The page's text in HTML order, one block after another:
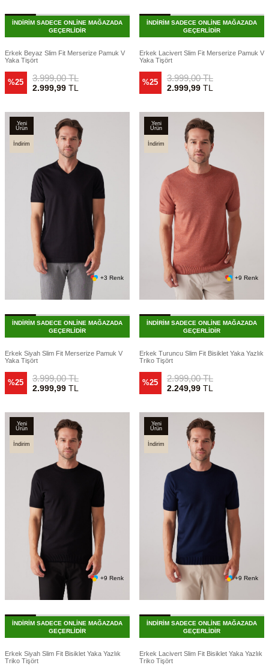
İNDİRİM SADECE ONLİNE MAĞAZADA
GEÇERLİDİR
Erkek Beyaz Slim Fit Merserize Pamuk V
Yaka Tişört
%25 3.999,00TL
2.999,99TL
İNDİRİM SADECE ONLİNE MAĞAZADA
GEÇERLİDİR
Erkek Lacivert Slim Fit Merserize Pamuk V
Yaka Tişört
%25 3.999,00TL
2.999,99TL
Yeni
Ürün
İndirim
+3 Renk
İNDİRİM SADECE ONLİNE MAĞAZADA
GEÇERLİDİR
Erkek Siyah Slim Fit Merserize Pamuk V
Yaka Tişört
%25 3.999,00TL
2.999,99TL
Yeni
Ürün
İndirim
+9 Renk
İNDİRİM SADECE ONLİNE MAĞAZADA
GEÇERLİDİR
Erkek Turuncu Slim Fit Bisiklet Yaka Yazlık
Triko Tişört
%25 2.999,00TL
2.249,99TL
Yeni
Ürün
İndirim
+9 Renk
İNDİRİM SADECE ONLİNE MAĞAZADA
GEÇERLİDİR
Erkek Siyah Slim Fit Bisiklet Yaka Yazlık
Triko Tişört
Yeni
Ürün
İndirim
+9 Renk
İNDİRİM SADECE ONLİNE MAĞAZADA
GEÇERLİDİR
Erkek Lacivert Slim Fit Bisiklet Yaka Yazlık
Triko Tişört